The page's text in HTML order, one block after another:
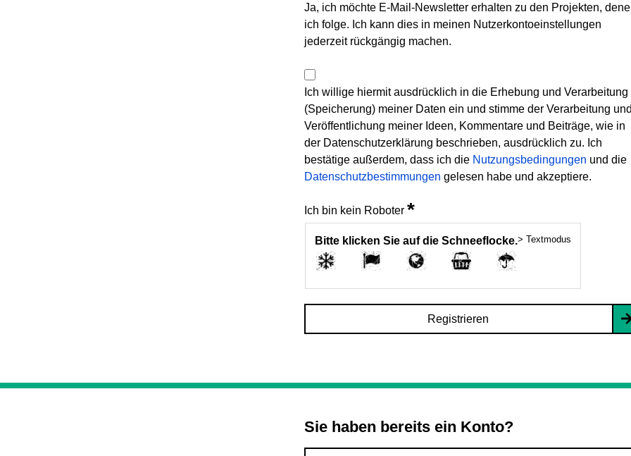
Ja, ich möchte E-Mail-Newsletter erhalten zu den Projekten,
ich folge. Ich kann dies in meinen Nutzerkontoeinstellungen
jederzeit rückgängig machen.
Ich willige hiermit ausdrücklich in die Erhebung und Verarbeitung
(Speicherung) meiner Daten ein und stimme der Verarbeitung und
Veröffentlichung meiner Ideen, Kommentare und Beiträge, wie in
der Datenschutzerklärung beschrieben, ausdrücklich zu. Ich
bestätige außerdem, dass ich die Nutzungsbedingungen und die
Datenschutzbestimmungen gelesen habe und akzeptiere.
Ich bin kein Roboter *
Bitte klicken Sie auf die Schneeflocke.> Textmodus
Registrieren
Sie haben bereits ein Konto?